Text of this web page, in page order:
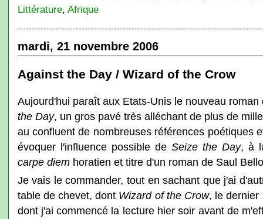
Littérature, Afrique
mardi, 21 novembre 2006
Against the Day / Wizard of the Crow
Aujourd'hui paraît aux Etats-Unis le nouveau
the Day, un gros pavé très alléchant de plus de
au confluent de nombreuses références poétiques
évoquer l'influence possible de Seize the Day, à
carpe diemhoratien et titre d'un roman de Saul
Je vais le commander, tout en sachant que j'ai
table de chevet, dont Wizard of the Crow, le dernier
dont j'ai commencé la lecture hier soir avant de